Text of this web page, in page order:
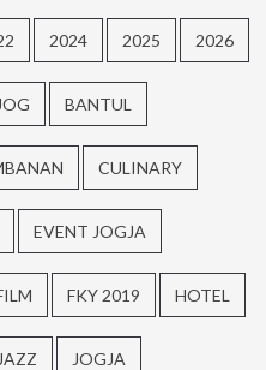
2024 2025 2026
BANTUL
CULINARY
EVENT JOGJA
FKY 2019 HOTEL
JAZZ JOGJA